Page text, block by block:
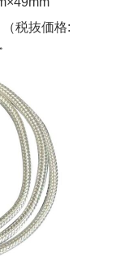
（税抜価格: